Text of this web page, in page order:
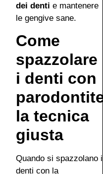
dei denti e mantenere
le gengive sane.
Come
spazzolare
i denti con
parodontite:
la tecnica
giusta
Quando si spazzolano i
denti con la